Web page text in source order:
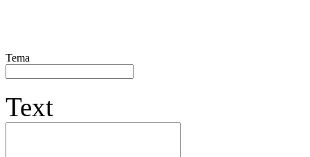
Tema
Text